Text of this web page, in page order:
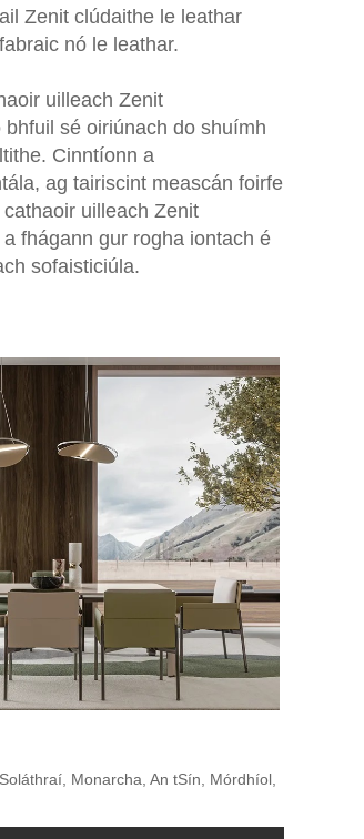
Zenit clúdaithe le leathar
nó le leathar.
uilleach Zenit
sé oiriúnach do shuímh
Cinntíonn a
ag tairiscint meascán foirfe
uilleach Zenit
fhágann gur rogha iontach é
sofaisticiúla.
Monarcha, An tSín, Mórdhíol,